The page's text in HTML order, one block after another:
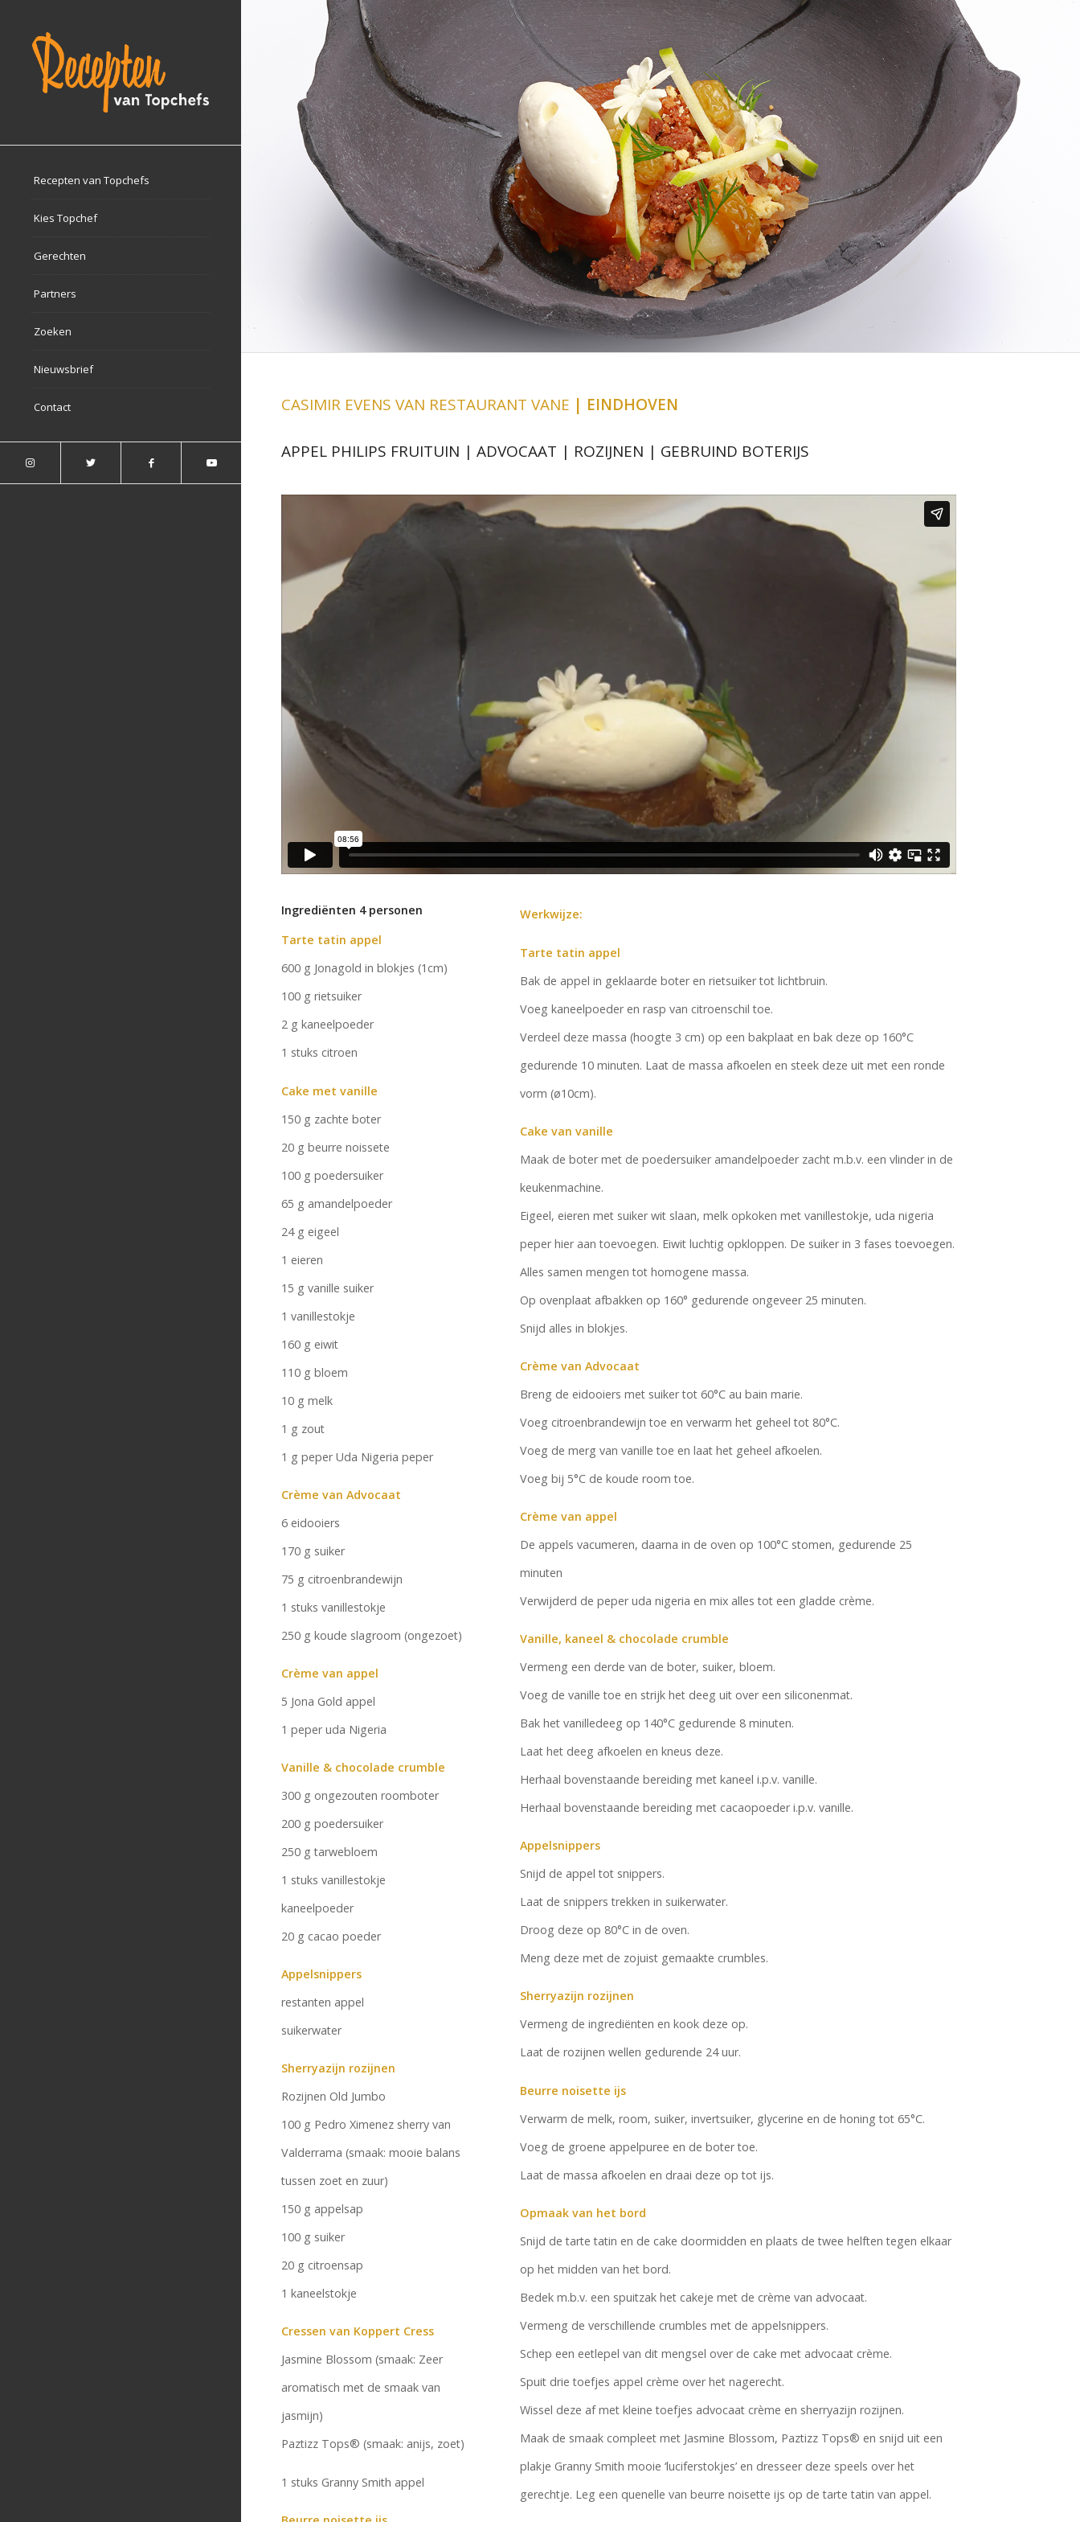
Recepten van Topchefs
Kies Topchef
Gerechten
Partners
Zoeken
Nieuwsbrief
Contact CASIMIR EVENS VAN RESTAURANT VANE | EINDHOVEN
APPEL PHILIPS FRUITUIN | ADVOCAAT | ROZIJNEN | GEBRUIND BOTERIJS
Ingrediënten 4 personen
Tarte tatin appel
600 g Jonagold in blokjes (1cm)
100 g rietsuiker
2 g kaneelpoeder
1 stuks citroen
Cake met vanille
150 g zachte boter
20 g beurre noissete
100 g poedersuiker
65 g amandelpoeder
24 g eigeel
1 eieren
15 g vanille suiker
1 vanillestokje
160 g eiwit
110 g bloem
10 g melk
1 g zout
1 g peper Uda Nigeria peper
Crème van Advocaat
6 eidooiers
170 g suiker
75 g citroenbrandewijn
1 stuks vanillestokje
250 g koude slagroom (ongezoet)
Crème van appel
5 Jona Gold appel
1 peper uda Nigeria
Vanille & chocolade crumble
300 g ongezouten roomboter
200 g poedersuiker
250 g tarwebloem
1 stuks vanillestokje
kaneelpoeder
20 g cacao poeder
Appelsnippers
restanten appel
suikerwater
Sherryazijn rozijnen
Rozijnen Old Jumbo
100 g Pedro Ximenez sherry van
Valderrama (smaak: mooie balans
tussen zoet en zuur)
150 g appelsap
100 g suiker
20 g citroensap
1 kaneelstokje
Cressen van Koppert Cress
Jasmine Blossom (smaak: Zeer
aromatisch met de smaak van
jasmijn)
Paztizz Tops® (smaak: anijs, zoet)
1 stuks Granny Smith appel
Werkwijze:
Tarte tatin appel
Bak de appel in geklaarde boter en rietsuiker tot lichtbruin.
Voeg kaneelpoeder en rasp van citroenschil toe.
Verdeel deze massa (hoogte 3 cm) op een bakplaat en bak deze op 160°C
gedurende 10 minuten. Laat de massa afkoelen en steek deze uit met een ronde
vorm (ø10cm).
Cake van vanille
Maak de boter met de poedersuiker amandelpoeder zacht m.b.v. een vlinder in de
keukenmachine.
Eigeel, eieren met suiker wit slaan, melk opkoken met vanillestokje, uda nigeria
peper hier aan toevoegen. Eiwit luchtig opkloppen. De suiker in 3 fases toevoegen.
Alles samen mengen tot homogene massa.
Op ovenplaat afbakken op 160° gedurende ongeveer 25 minuten.
Snijd alles in blokjes.
Crème van Advocaat
Breng de eidooiers met suiker tot 60°C au bain marie.
Voeg citroenbrandewijn toe en verwarm het geheel tot 80°C.
Voeg de merg van vanille toe en laat het geheel afkoelen.
Voeg bij 5°C de koude room toe.
Crème van appel
De appels vacumeren, daarna in de oven op 100°C stomen, gedurende 25
minuten
Verwijderd de peper uda nigeria en mix alles tot een gladde crème.
Vanille, kaneel & chocolade crumble
Vermeng een derde van de boter, suiker, bloem.
Voeg de vanille toe en strijk het deeg uit over een siliconenmat.
Bak het vanilledeeg op 140°C gedurende 8 minuten.
Laat het deeg afkoelen en kneus deze.
Herhaal bovenstaande bereiding met kaneel i.p.v. vanille.
Herhaal bovenstaande bereiding met cacaopoeder i.p.v. vanille.
Appelsnippers
Snijd de appel tot snippers.
Laat de snippers trekken in suikerwater.
Droog deze op 80°C in de oven.
Meng deze met de zojuist gemaakte crumbles.
Sherryazijn rozijnen
Vermeng de ingrediënten en kook deze op.
Laat de rozijnen wellen gedurende 24 uur.
Beurre noisette ijs
Verwarm de melk, room, suiker, invertsuiker, glycerine en de honing tot 65°C.
Voeg de groene appelpuree en de boter toe.
Laat de massa afkoelen en draai deze op tot ijs.
Opmaak van het bord
Snijd de tarte tatin en de cake doormidden en plaats de twee helften tegen elkaar
op het midden van het bord.
Bedek m.b.v. een spuitzak het cakeje met de crème van advocaat.
Vermeng de verschillende crumbles met de appelsnippers.
Schep een eetlepel van dit mengsel over de cake met advocaat crème.
Spuit drie toefjes appel crème over het nagerecht.
Wissel deze af met kleine toefjes advocaat crème en sherryazijn rozijnen.
Maak de smaak compleet met Jasmine Blossom, Paztizz Tops® en snijd uit een
plakje Granny Smith mooie ‘luciferstokjes’ en dresseer deze speels over het
gerechtje. Leg een quenelle van beurre noisette ijs op de tarte tatin van appel.